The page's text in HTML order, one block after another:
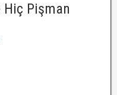
Hiç Pişman